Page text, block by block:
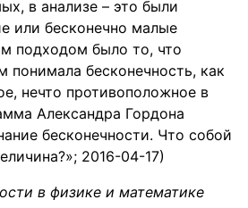
в анализе – это были
или бесконечно малые
подходом было то, что
понимала бесконечность, как
нечто противоположное в
Александра Гордона
бесконечности. Что собой
2016-04-17)
в физике и математике